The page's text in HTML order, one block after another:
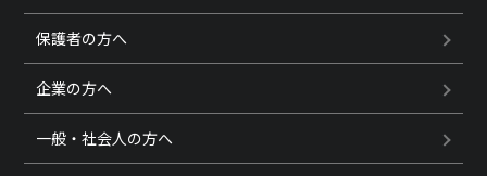
保護者の方へ
企業の方へ
一般・社会人の方へ